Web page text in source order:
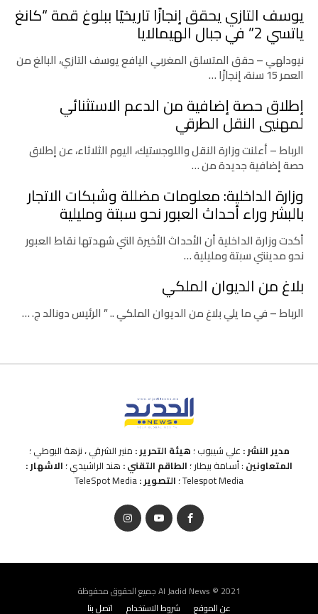
يوسف التازي يحقق إنجازًا تاريخيًا ببلوغ قمة “كانغ
ياتسي 2” في جبال الهيمالايا
نيودلهي – حقق المتسلق المغربي اليافع يوسف التازي، البالغ من
العمر 15 سنة، إنجازًا …
إطلاق حصة إضافية من الدعم الاستثنائي
لمهنيي النقل الطرقي
الرباط – أعلنت وزارة النقل واللوجستيك، اليوم الثلاثاء، عن إطلاق
حصة إضافية جديدة من …
وزارة الداخلية: معلومات مضللة وشبكات الاتجار
بالبشر وراء أحداث العبور نحو سبتة ومليلية
أكدت وزارة الداخلية أن الأحداث الأخيرة التي شهدتها نقاط العبور
نحو مدينتي سبتة ومليلية …
بلاغ من الديوان الملكي
الرباط – في ما يلي بلاغ من الديوان الملكي .. ” الرئيس دونالد ج. …
مدير النشر : علي شيبوب ؛ هيئة التحرير : منير الشرقي ، نزهة البوطي ؛
المتعاونين : أسامة بيطار ؛ الطاقم التقني : هند الراشيدي ؛ الاشهار :
Telespot Media ؛ التصوير :TeleSpot Media
Al Jadid News © 2021 جميع الحقوق محفوظة
عن الموقع
شروط الاستخدام اتصل بنا